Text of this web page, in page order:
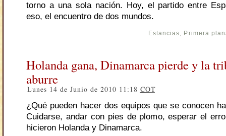
torno a una sola nación. Hoy, el partido entre
eso, el encuentro de dos mundos.
Estancias, Primera
Holanda gana, Dinamarca pierde y la
aburre
Lunes 14 de Junio de 2010 11:18 COT
¿Qué pueden hacer dos equipos que se conocen
Cuidarse, andar con pies de plomo, esperar el
hicieron Holanda y Dinamarca.